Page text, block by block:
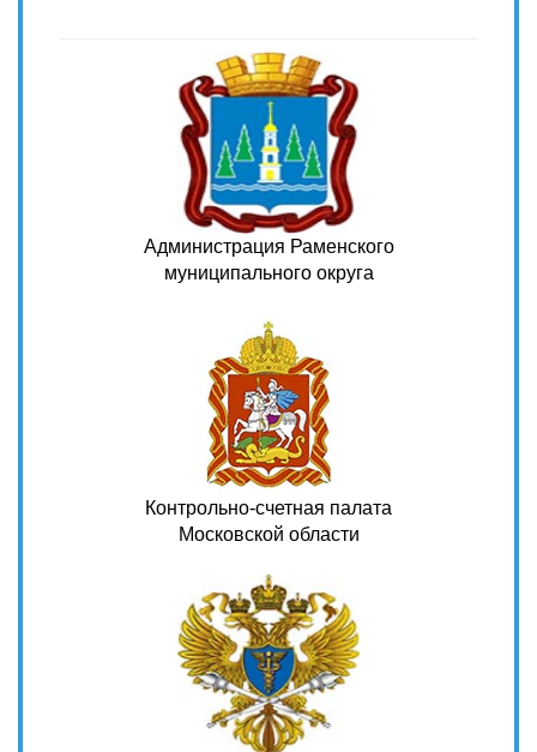
Администрация Раменского
муниципального округа
Контрольно-счетная палата
Московской области